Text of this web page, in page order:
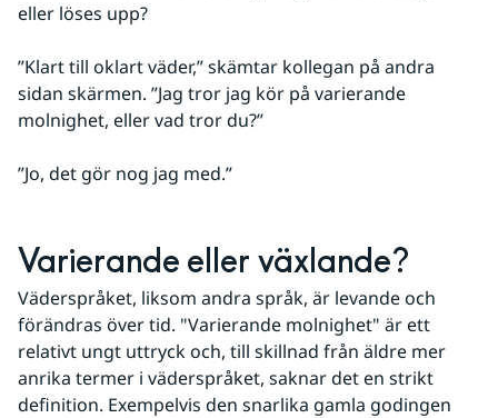
eller löses upp?
”Klart till oklart väder,” skämtar kollegan på andra
sidan skärmen. ”Jag tror jag kör på varierande
molnighet, eller vad tror du?”
”Jo, det gör nog jag med.”
Varierande eller växlande?
Väderspråket, liksom andra språk, är levande och
förändras över tid. "Varierande molnighet" är ett
relativt ungt uttryck och, till skillnad från äldre mer
anrika termer i väderspråket, saknar det en strikt
definition. Exempelvis den snarlika gamla godingen